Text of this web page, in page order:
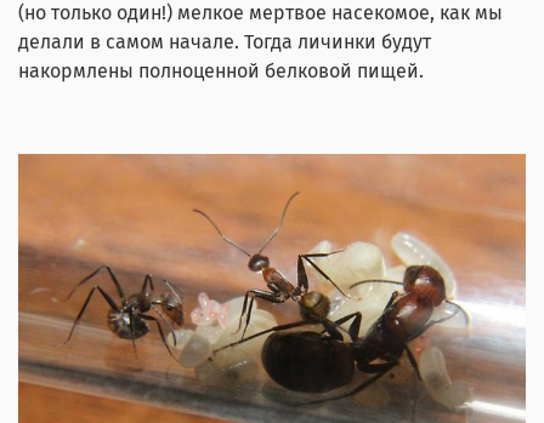
(но только один!) мелкое мертвое насекомое, как мы
делали в самом начале. Тогда личинки будут
накормлены полноценной белковой пищей.